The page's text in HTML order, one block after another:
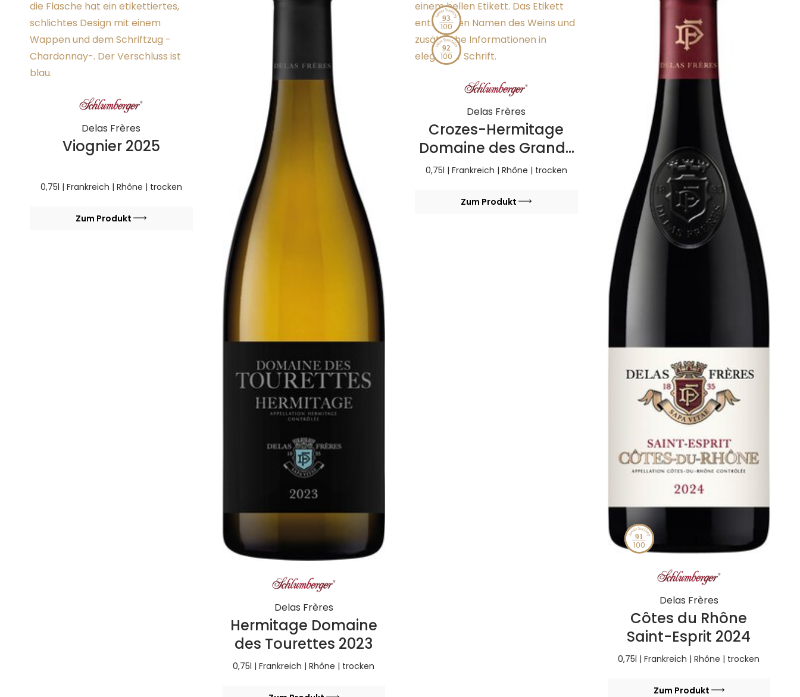
Delas Frères
Viognier 2025
0,75l | Frankreich | Rhône | trocken
Zum Produkt
Delas Frères
Hermitage Domaine
des Tourettes 2023
0,75l | Frankreich | Rhône | trocken
93
92
Delas Frères
Crozes-Hermitage
Domaine des Grands
Chemins 2022
0,75l | Frankreich | Rhône | trocken
Zum Produkt
91
Delas Frères
Côtes du Rhône
Saint-Esprit 2024
0,75l | Frankreich | Rhône | trocken
Zum Produkt